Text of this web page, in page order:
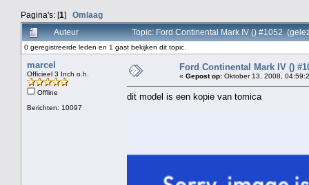
Pagina's: [1] Omlaag
Auteur
Topic: Ford Continental Mark IV () #1052
0 geregistreerde leden en 1 gast bekijken dit topic.
marcel
Officieel 3 Inch o.h.
Offline
Berichten: 10097
Ford Continental Mark IV ()
« Gepost op: Oktober 13, 2008,
dit model is een kopie van tomica